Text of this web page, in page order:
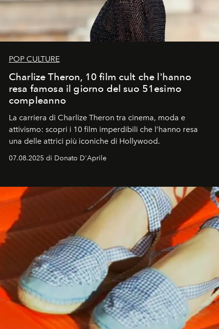
POP CULTURE
Charlize Theron, 10 film cult che l'hanno
resa famosa il giorno del suo 51esimo
compleanno
La carriera di Charlize Theron tra cinema, moda e
attivismo: scopri i 10 film imperdibili che l’hanno resa
una delle attrici più iconiche di Hollywood.
07.08.2025 di Donato D'Aprile